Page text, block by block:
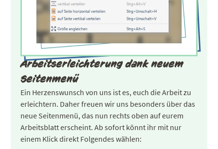
Arbeitserleichterung dank neuem
Seitenmenü
Ein Herzenswunsch von uns ist es, euch die Arbeit zu
erleichtern. Daher freuen wir uns besonders über das
neue Seitenmenü, das nun rechts oben auf eurem
Arbeitsblatt erscheint. Ab sofort könnt ihr mit nur
einem Klick direkt Folgendes wählen: